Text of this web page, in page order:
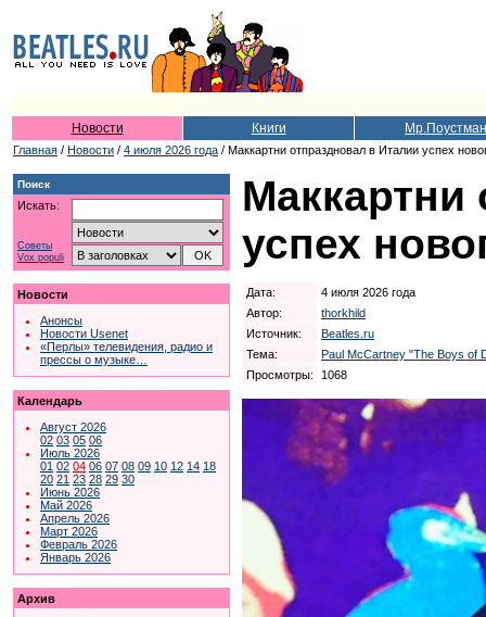
Новости Книги Мр.Поустман
Главная / Новости / 4 июля 2026 года / Маккартни отпраздновал в Италии успех
Поиск
Искать:
Советы
Vox populi
Новости
Анонсы
Новости Usenet
«Перлы» телевидения, радио и
прессы о музыке…
Календарь
Август 2026
02 03 05 06
Июль 2026
01 02 04 06 07 08 09 10 12 14 18
20 21 23 28 29 30
Июнь 2026
Май 2026
Апрель 2026
Март 2026
Февраль 2026
Январь 2026
Архив
Маккартни
успех
Дата:
4 июля 2026 года
Автор:
thorkhild
Источник:
Beatles.ru
Тема:
Paul McCartney "The Boys of
Просмотры:
1068